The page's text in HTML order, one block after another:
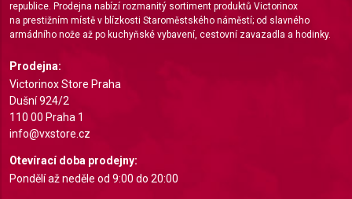
republice. Prodejna nabízí rozmanitý sortiment produktů Victorinox
na prestižním místě v blízkosti Staroměstského náměstí; od slavného
armádního nože až po kuchyňské vybavení, cestovní zavazadla a hodinky.
Prodejna:
Victorinox Store Praha
Dušní 924/2
110 00 Praha 1
info@vxstore.cz
Otevírací doba prodejny:
Pondělí až neděle od 9:00 do 20:00
Create profiles to personalise content
Use profiles to select personalised content
Measure advertising performance
Measure content performance
Understand audiences through statistics or
combinations of data from different sources
Develop and improve services